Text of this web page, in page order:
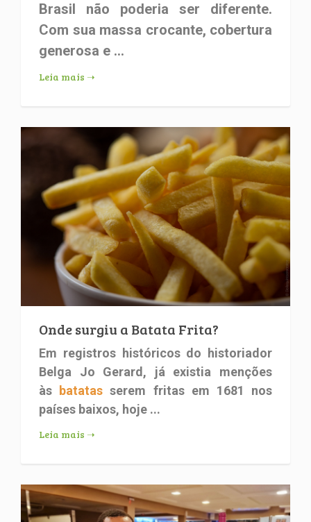
Brasil não poderia ser diferente.
Com sua massa crocante, cobertura
generosa e ...
Leia mais ➝
Onde surgiu a Batata Frita?
Em registros históricos do historiador
Belga Jo Gerard, já existia menções
às
batatas serem fritas em 1681 nos
países baixos, hoje ...
Leia mais ➝